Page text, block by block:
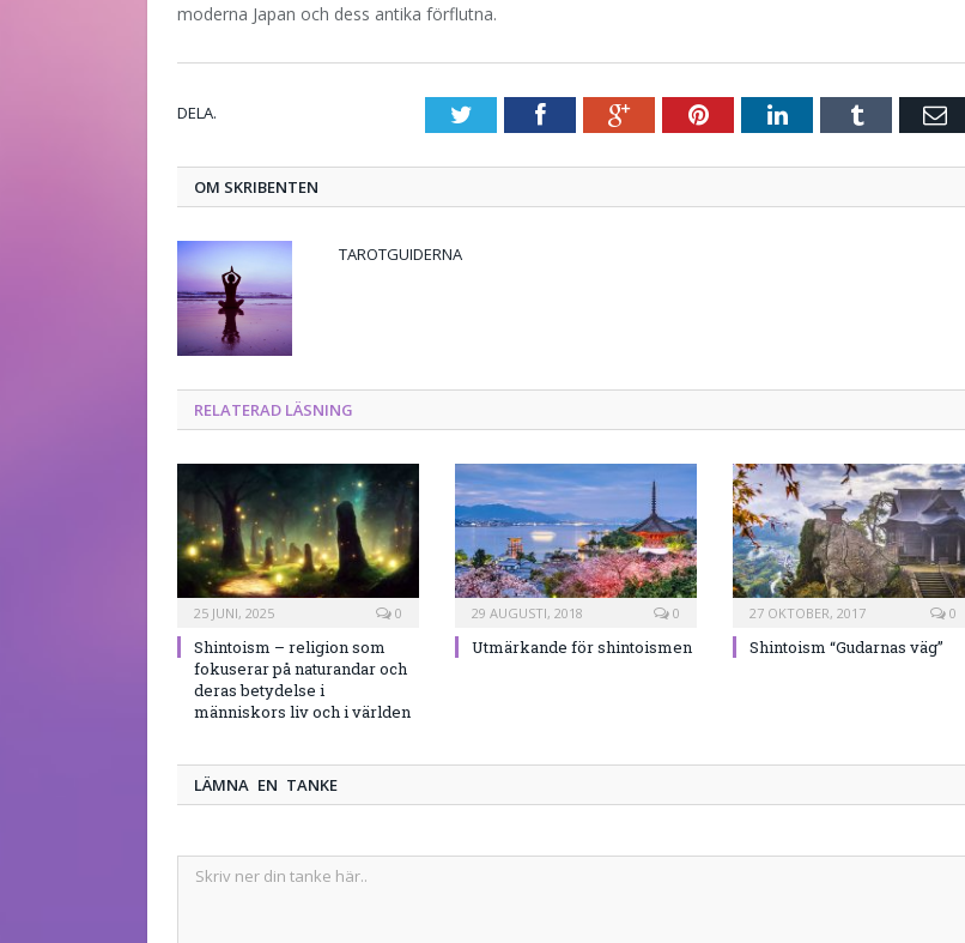
moderna Japan och dess antika förflutna.
DELA. TwitterFacebookGoogle+PinterestLinkedInTumblr E-
OM SKRIBENTEN
TAROTGUIDERNA
RELATERAD LÄSNING
25 JUNI, 2025 0
Shintoism – religion som
fokuserar på naturandar och
deras betydelse i
människors liv och i världen
29 AUGUSTI, 2018 0
Utmärkande för shintoismen
27 OKTOBER, 2017 0
Shintoism “Gudarnas väg”
LÄMNA EN TANKE